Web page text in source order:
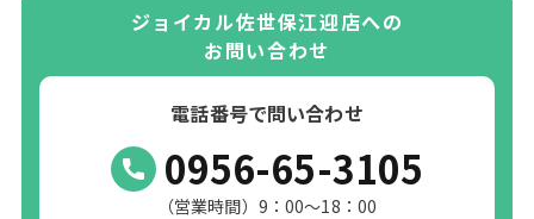
ジョイカル佐世保江迎店への
お問い合わせ
電話番号で問い合わせ
0956-65-3105
（営業時間）9：00～18：00